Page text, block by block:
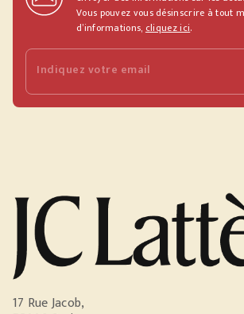
Vous pouvez vous désinscrire à tout
d’informations,cliquez ici.
Indiquez votre email
17 Rue Jacob,